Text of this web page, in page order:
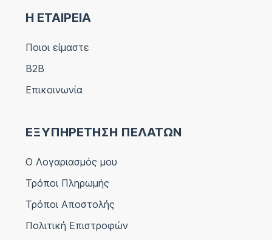
Η ΕΤΑΙΡΕΙΑ
Ποιοι είμαστε
B2B
Επικοινωνία
ΕΞΥΠΗΡΕΤΗΣΗ ΠΕΛΑΤΩΝ
Ο Λογαριασμός μου
Τρόποι Πληρωμής
Τρόποι Αποστολής
Πολιτική Επιστροφών